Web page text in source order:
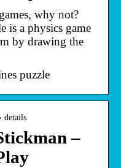
why not?
is a physics game
by drawing the
puzzle
details
–